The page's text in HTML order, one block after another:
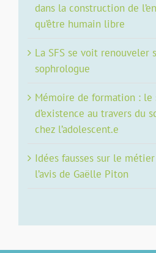
dans la construction de
qu’être humain libre
La SFS se voit renouveler
sophrologue
Mémoire de formation :
d’existence au travers du
chez l’adolescent.e
Idées fausses sur le
l’avis de Gaëlle Piton